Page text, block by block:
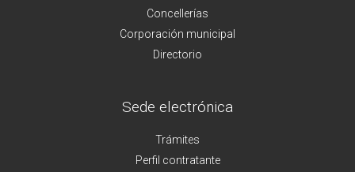
Concellerías
Corporación municipal
Directorio
Sede electrónica
Trámites
Perfil contratante